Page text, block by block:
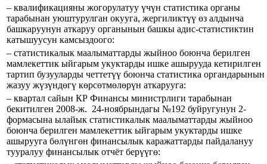
– квалификацияны жогорулатуу үчүн статистика органы
тарабынан уюштурулган окууга, жергиликтүү өз алдынча
башкаруунун аткаруу органынын башкы адис-статистиктин
катышуусун камсыздоого:
– статистикалык маалыматтарды жыйноо боюнча берилген
мамлекеттик ыйгарым укуктарды ишке ашырууда кетирилген
тартип бузууларды четтетүү боюнча статистика органдарынын
жазуу жүзүндөгү көрсөтмөлөрүн аткарууга:
– квартал сайын КР Финансы министрлиги тарабынан
бекитилген 2008-ж. 24-ноябрындагы №192 буйругунун 2-
формасына ылайык статистикалык маалыматтарды жыйноо
боюнча берилген мамлекеттик ыйгарым укуктарды ишке
ашырууга бөлүнгөн финансылык каражаттарды пайдалануу
тууралуу финансылык отчёт берүүгө: